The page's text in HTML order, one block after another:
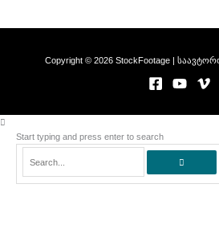
Copyright © 2026 StockFootage |
Start typing and press enter to search